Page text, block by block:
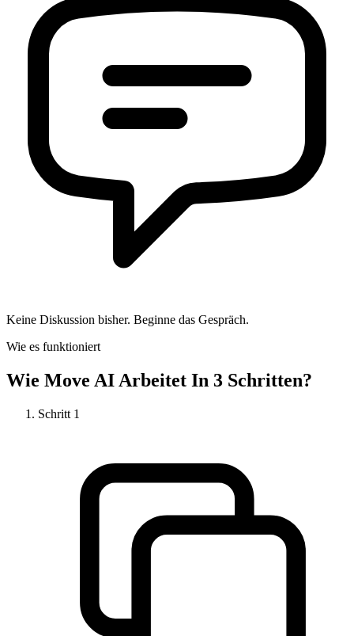
Keine Diskussion bisher. Beginne das Gespräch.
Wie es funktioniert
Wie Move AI Arbeitet In 3 Schritten?
Schritt 1